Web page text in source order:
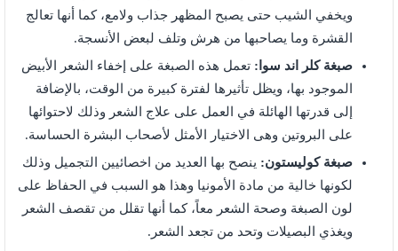
ويخفي الشيب حتى يصبح المظهر جذاب ولامع، كما أنها تعالج
القشرة وما يصاحبها من هرش وتلف لبعض الأنسجة.
صبغة كلر اند سوا: تعمل هذه الصبغة على إخفاء الشعر الأبيض
الموجود بها، ويظل تأثيرها لفترة كبيرة من الوقت، بالإضافة
إلى قدرتها الهائلة في العمل على علاج الشعر وذلك لاحتوائها
على البروتين وهى الاختيار الأمثل لأصحاب البشرة الحساسة.
صبغة كوليستون: ينصح بها العديد من اخصائيين التجميل وذلك
لكونها خالية من مادة الأمونيا وهذا هو السبب في الحفاظ على
لون الصبغة وصحة الشعر معاً، كما أنها تقلل من تقصف الشعر
ويغذي البصيلات وتحد من تجعد الشعر.